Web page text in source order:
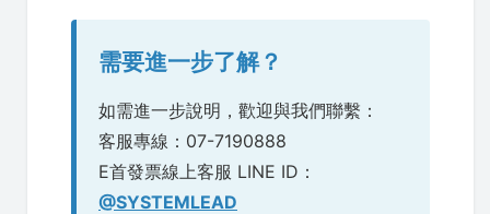
需要進一步了解？
如需進一步說明，歡迎與我們聯繫：
客服專線：07-7190888
E首發票線上客服 LINE ID：
@SYSTEMLEAD